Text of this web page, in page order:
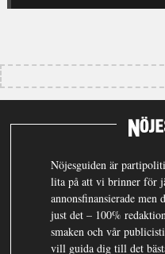
Nöjesguiden är
lita på att vi brinner för
annonsfinansierade men
just det – 100%
smaken och vår
vill guida dig till det